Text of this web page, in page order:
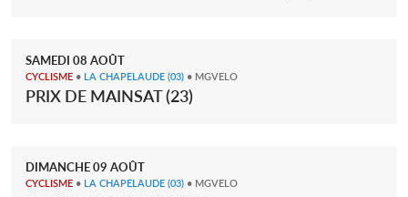
SAMEDI 08 AOÛT
CYCLISME • LA CHAPELAUDE (03) • MGVELO
PRIX DE MAINSAT (23)
DIMANCHE09 AOÛT
CYCLISME • LA CHAPELAUDE (03) • MGVELO